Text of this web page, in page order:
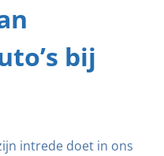
bij
intrede doet in ons